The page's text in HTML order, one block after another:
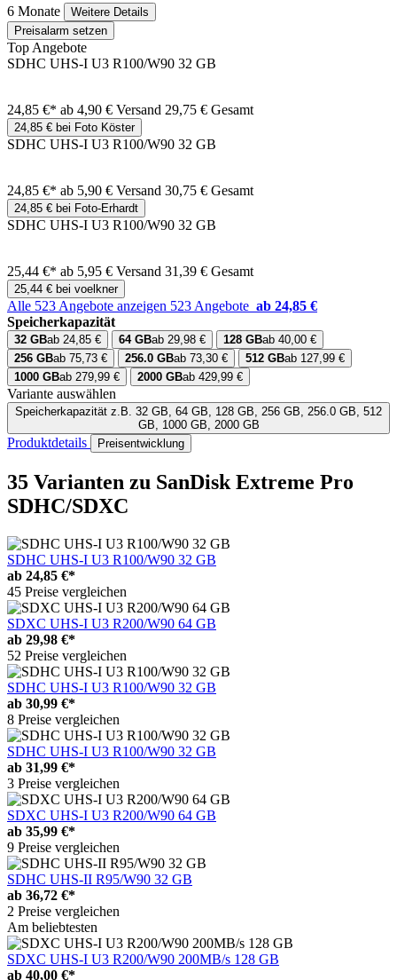
6 Monate
Weitere Details
Preisalarm setzen
Top Angebote
SDHC UHS-I U3 R100/W90 32 GB
24,85 €* ab 4,90 € Versand 29,75 € Gesamt
24,85 € bei Foto Köster
SDHC UHS-I U3 R100/W90 32 GB
24,85 €* ab 5,90 € Versand 30,75 € Gesamt
24,85 € bei Foto-Erhardt
SDHC UHS-I U3 R100/W90 32 GB
25,44 €* ab 5,95 € Versand 31,39 € Gesamt
25,44 € bei voelkner
Alle 523 Angebote anzeigen 523 Angebote ab 24,85 €
Speicherkapazität
32 GBab 24,85 € 64 GBab 29,98 € 128 GBab 40,00 €
256 GBab 75,73 € 256.0 GBab 73,30 € 512 GBab 127,99 €
1000 GBab 279,99 € 2000 GBab 429,99 €
Variante auswählen
Speicherkapazität
GB, 1000 GB, 2000 GB
Produktdetails Preisentwicklung
35 Varianten zu SanDisk Extreme Pro
SDHC/SDXC
SDHC UHS-I U3 R100/W90 32 GB
ab 24,85 €*
45 Preise vergleichen
SDXC UHS-I U3 R200/W90 64 GB
ab 29,98 €*
52 Preise vergleichen
SDHC UHS-I U3 R100/W90 32 GB
ab 30,99 €*
8 Preise vergleichen
SDHC UHS-I U3 R100/W90 32 GB
ab 31,99 €*
3 Preise vergleichen
SDXC UHS-I U3 R200/W90 64 GB
ab 35,99 €*
9 Preise vergleichen
SDHC UHS-II R95/W90 32 GB
ab 36,72 €*
2 Preise vergleichen
Am beliebtesten
SDXC UHS-I U3 R200/W90 200MB/s 128 GB
ab 40,00 €*